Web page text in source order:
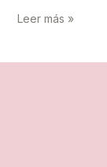
Depilación
Leer más »